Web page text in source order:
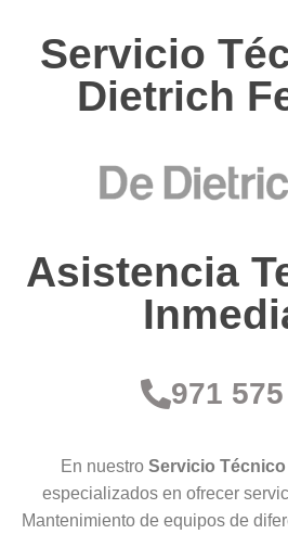
Servicio
Dietrich
Asistencia
971
En nuestro Servicio
especializados en ofrecer
Mantenimiento de equipos de